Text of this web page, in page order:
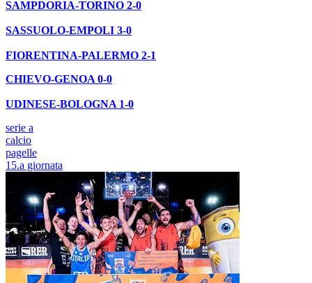
SAMPDORIA-TORINO 2-0
SASSUOLO-EMPOLI 3-0
FIORENTINA-PALERMO 2-1
CHIEVO-GENOA 0-0
UDINESE-BOLOGNA 1-0
serie a
calcio
pagelle
15.a giornata